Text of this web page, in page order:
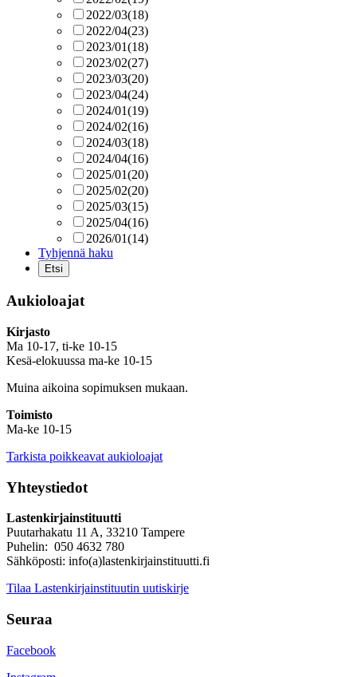
2022/03(18)
2022/04(23)
2023/01(18)
2023/02(27)
2023/03(20)
2023/04(24)
2024/01(19)
2024/02(16)
2024/03(18)
2024/04(16)
2025/01(20)
2025/02(20)
2025/03(15)
2025/04(16)
2026/01(14)
Tyhjennä haku
Aukioloajat
Kirjasto
Ma 10-17, ti-ke 10-15
Kesä-elokuussa ma-ke 10-15
Muina aikoina sopimuksen mukaan.
Toimisto
Ma-ke 10-15
Tarkista poikkeavat aukioloajat
Yhteystiedot
Lastenkirjainstituutti
Puutarhakatu 11 A, 33210 Tampere
Puhelin: 050 4632 780
Sähköposti: info(a)lastenkirjainstituutti.fi
Tilaa Lastenkirjainstituutin uutiskirje
Seuraa
Facebook